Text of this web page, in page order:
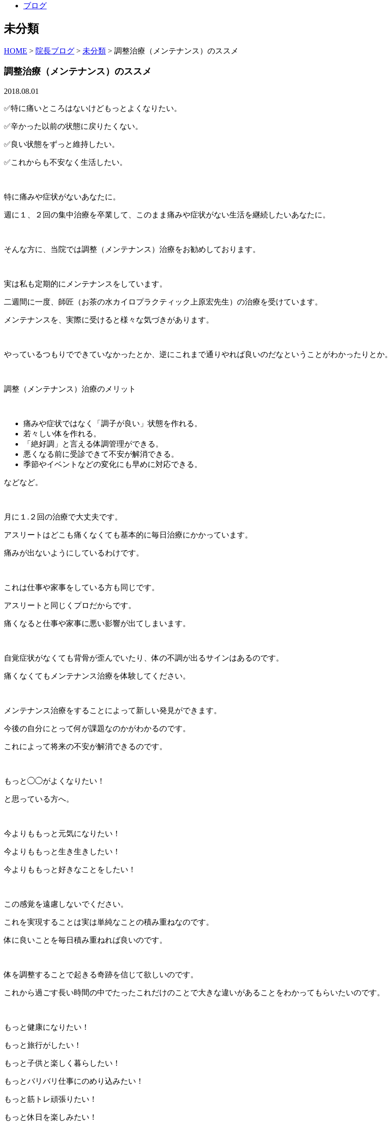
ブログ
未分類
HOME > 院長ブログ > 未分類 > 調整治療（メンテナンス）のススメ
調整治療（メンテナンス）のススメ
2018.08.01
✅特に痛いところはないけどもっとよくなりたい。
✅辛かった以前の状態に戻りたくない。
✅良い状態をずっと維持したい。
✅これからも不安なく生活したい。
特に痛みや症状がないあなたに。
週に１、２回の集中治療を卒業して、このまま痛みや症状がない生活を継続したいあなたに。
そんな方に、当院では調整（メンテナンス）治療をお勧めしております。
実は私も定期的にメンテナンスをしています。
二週間に一度、師匠（お茶の水カイロプラクティック上原宏先生）の治療を受けています。
メンテナンスを、実際に受けると様々な気づきがあります。
やっているつもりでできていなかったとか、逆にこれまで通りやれば良いのだなということがわかったりとか。
調整（メンテナンス）治療のメリット
痛みや症状ではなく「調子が良い」状態を作れる。
若々しい体を作れる。
「絶好調」と言える体調管理ができる。
悪くなる前に受診できて不安が解消できる。
季節やイベントなどの変化にも早めに対応できる。
などなど。
月に１.２回の治療で大丈夫です。
アスリートはどこも痛くなくても基本的に毎日治療にかかっています。
痛みが出ないようにしているわけです。
これは仕事や家事をしている方も同じです。
アスリートと同じくプロだからです。
痛くなると仕事や家事に悪い影響が出てしまいます。
自覚症状がなくても背骨が歪んでいたり、体の不調が出るサインはあるのです。
痛くなくてもメンテナンス治療を体験してください。
メンテナンス治療をすることによって新しい発見ができます。
今後の自分にとって何が課題なのかがわかるのです。
これによって将来の不安が解消できるのです。
もっと◯◯がよくなりたい！
と思っている方へ。
今よりももっと元気になりたい！
今よりももっと生き生きしたい！
今よりももっと好きなことをしたい！
この感覚を遠慮しないでください。
これを実現することは実は単純なことの積み重ねなのです。
体に良いことを毎日積み重ねれば良いのです。
体を調整することで起きる奇跡を信じて欲しいのです。
これから過ごす長い時間の中でたったこれだけのことで大きな違いがあることをわかってもらいたいのです。
もっと健康になりたい！
もっと旅行がしたい！
もっと子供と楽しく暮らしたい！
もっとバリバリ仕事にのめり込みたい！
もっと筋トレ頑張りたい！
もっと休日を楽しみたい！